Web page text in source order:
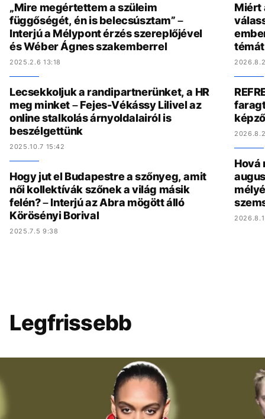
„Mire megértettem a szüleim
függőségét, én is belecsúsztam” –
Interjú a Mélypont érzés szereplőjével
és Wéber Ágnes szakemberrel
2025.2.6 13:18
Lecsekkoljuk a randipartnerünket, a HR
meg minket – Fejes-Vékássy Lilivel az
online stalkolás árnyoldalairól is
beszélgettünk
2025.10.7 15:42
Hogy jut el Budapestre a szőnyeg, amit
női kollektívák szőnek a világ másik
felén? – Interjú az Abra mögött álló
Körösényi Borival
2025.7.5 9:38
Miért
témát
Hová
Legfrissebb